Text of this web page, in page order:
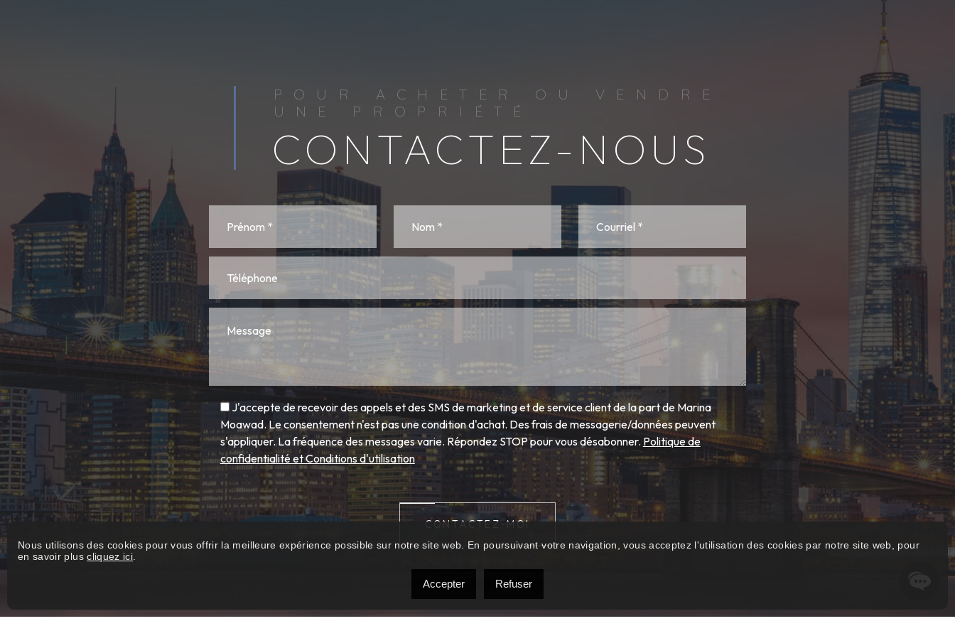
POUR ACHETER OU VENDRE
UNE PROPRIÉTÉ
CONTACTEZ-NOUS
J'accepte de recevoir des appels et des SMS de marketing et de service client de la part de Marina
Moawad. Le consentement n'est pas une condition d'achat. Des frais de messagerie/données peuvent
s'appliquer. La fréquence des messages varie. Répondez STOP pour vous désabonner. Politique de
confidentialité et Conditions d'utilisation
CONTACTEZ-MOI
Nous utilisons des cookies pour vous offrir la meilleure expérience possible sur notre site web. En poursuivant votre navigation, vous acceptez l'utilisation des cookies par notre site web, pour
en savoir pluscliquez ici
Accepter Refuser